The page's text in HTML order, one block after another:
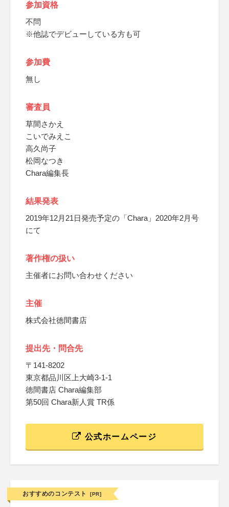
参加資格
不問
※他誌でデビューしている方も可
参加費
無し
審査員
草間さかえ
こいでみえこ
高久尚子
松岡なつき
Chara編集長
結果発表
2019年12月21日発売予定の「Chara」2020年2月号
にて
著作権の扱い
主催者にお問い合わせください
主催
株式会社徳間書店
提出先・問合先
〒141-8202
東京都品川区上大崎3-1-1
徳間書店 Chara編集部
第50回 Chara新人賞 TR係
公式ホームページ
おすすめのコンテスト [PR]